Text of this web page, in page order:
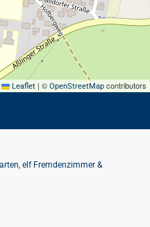
Leaflet | © OpenStreetMap contributors
elf Fremdenzimmer &